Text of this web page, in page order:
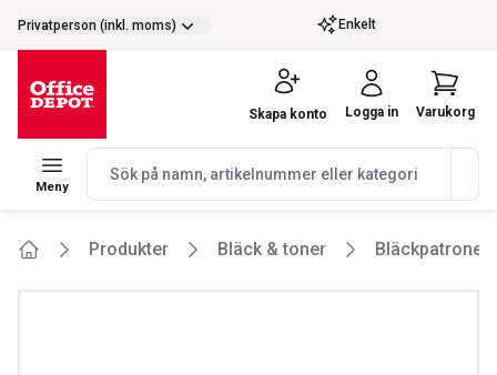
selector.vat
Privatperson (inkl. moms) Enkelt
Meny
navbar.quicksearch.label
Skapa konto Logga in Varukorg
Produkter Bläck & toner Bläckpatroner